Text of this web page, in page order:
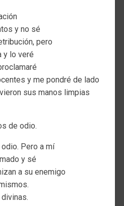
y no sé
pero
y lo veré
y me pondré de lado
sus manos limpias
de odio.
Pero a mí
y sé
a su enemigo